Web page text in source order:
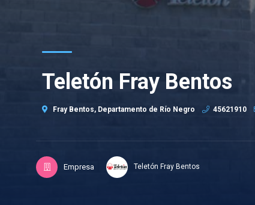
Teletón Fray Bentos
Fray Bentos, Departamento de Río Negro 45621910
Empresa Teletón Fray Bentos